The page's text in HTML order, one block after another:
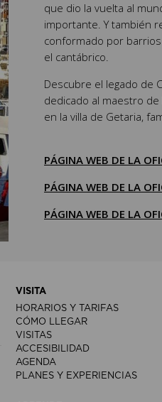
que dio la vuelta al
importante. Y también
conformado por
el cantábrico.
Descubre el legado de
dedicado al maestro
en la villa de Getaria,
PÁGINA WEB DE LA
PÁGINA WEB DE LA
PÁGINA WEB DE LA
VISITA
HORARIOS Y TARIFAS
CÓMO LLEGAR
VISITAS
ACCESIBILIDAD
AGENDA
PLANES Y EXPERIENCIAS